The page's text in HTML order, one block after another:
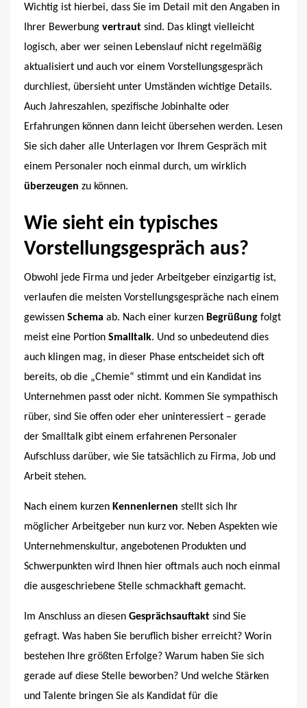
Wichtig ist hierbei, dass Sie im Detail mit den Angaben in
Ihrer Bewerbung vertraut sind. Das klingt vielleicht
logisch, aber wer seinen Lebenslauf nicht regelmäßig
aktualisiert und auch vor einem Vorstellungsgespräch
durchliest, übersieht unter Umständen wichtige Details.
Auch Jahreszahlen, spezifische Jobinhalte oder
Erfahrungen können dann leicht übersehen werden. Lesen
Sie sich daher alle Unterlagen vor Ihrem Gespräch mit
einem Personaler noch einmal durch, um wirklich
überzeugen zu können.
Wie sieht ein typisches
Vorstellungsgespräch aus?
Obwohl jede Firma und jeder Arbeitgeber einzigartig ist,
verlaufen die meisten Vorstellungsgespräche nach einem
gewissen Schema ab. Nach einer kurzen Begrüßung folgt
meist eine Portion Smalltalk. Und so unbedeutend dies
auch klingen mag, in dieser Phase entscheidet sich oft
bereits, ob die „Chemie“ stimmt und ein Kandidat ins
Unternehmen passt oder nicht. Kommen Sie sympathisch
rüber, sind Sie offen oder eher uninteressiert – gerade
der Smalltalk gibt einem erfahrenen Personaler
Aufschluss darüber, wie Sie tatsächlich zu Firma, Job und
Arbeit stehen.
Nach einem kurzen Kennenlernen stellt sich Ihr
möglicher Arbeitgeber nun kurz vor. Neben Aspekten wie
Unternehmenskultur, angebotenen Produkten und
Schwerpunkten wird Ihnen hier oftmals auch noch einmal
die ausgeschriebene Stelle schmackhaft gemacht.
Im Anschluss an diesen Gesprächsauftakt sind Sie
gefragt. Was haben Sie beruflich bisher erreicht? Worin
bestehen Ihre größten Erfolge? Warum haben Sie sich
gerade auf diese Stelle beworben? Und welche Stärken
und Talente bringen Sie als Kandidat für die